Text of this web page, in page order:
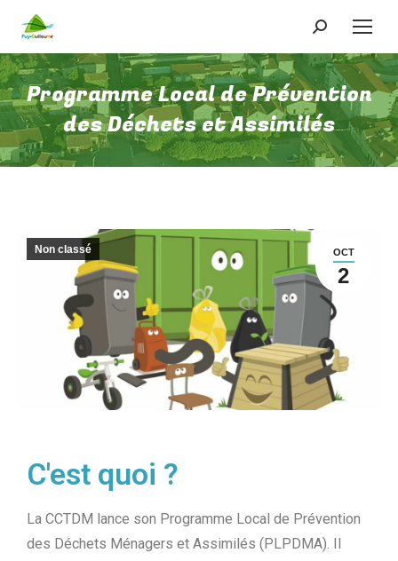
Programme Local de Prévention
des Déchets et Assimilés
OCT
2
Non classé
C'est quoi ?
La CCTDM lance son Programme Local de Prévention
des Déchets Ménagers et Assimilés (PLPDMA). Il